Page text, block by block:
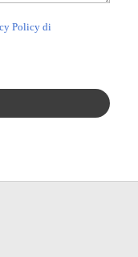
Policy di